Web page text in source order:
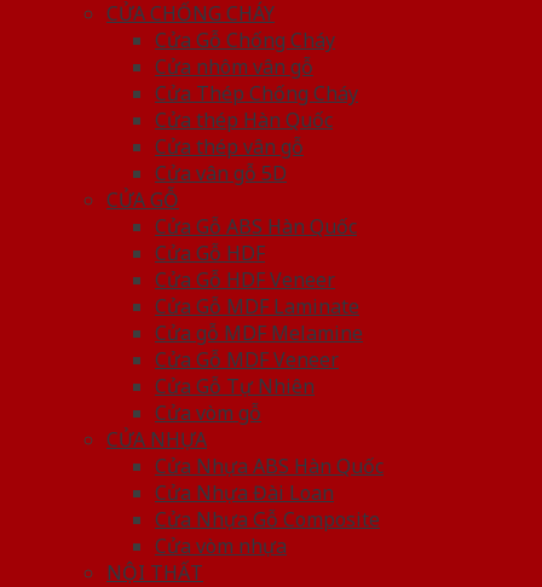
CỬA CHỐNG CHÁY
Cửa Gỗ Chống Cháy
Cửa nhôm vân gỗ
Cửa Thép Chống Cháy
Cửa thép Hàn Quốc
Cửa thép vân gỗ
Cửa vân gỗ 5D
CỬA GỖ
Cửa Gỗ ABS Hàn Quốc
Cửa Gỗ HDF
Cửa Gỗ HDF Veneer
Cửa Gỗ MDF Laminate
Cửa gỗ MDF Melamine
Cửa Gỗ MDF Veneer
Cửa Gỗ Tự Nhiên
Cửa vòm gỗ
CỬA NHỰA
Cửa Nhựa ABS Hàn Quốc
Cửa Nhựa Đài Loan
Cửa Nhựa Gỗ Composite
Cửa vòm nhựa
NỘI THẤT